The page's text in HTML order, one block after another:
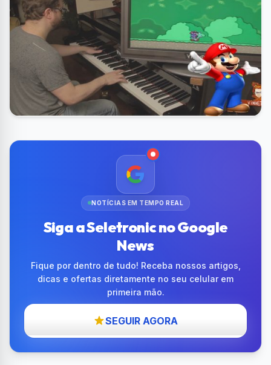
NOTÍCIAS EM TEMPO REAL
Siga a Seletronic no Google
News
Fique por dentro de tudo! Receba nossos artigos,
dicas e ofertas diretamente no seu celular em
primeira mão.
SEGUIR AGORA